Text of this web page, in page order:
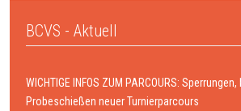
BCVS - Aktuell
WICHTIGE INFOS ZUM PARCOURS:
Probeschießen neuer Turnierparcours